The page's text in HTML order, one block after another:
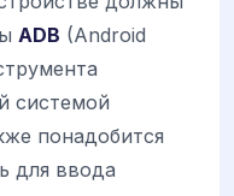
ADB (Android
системой
понадобится
для ввода